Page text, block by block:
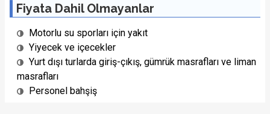
1/22 Fotoğraf
Fiyata Dahil Olmayanlar
Motorlu su sporları için yakıt
Yiyecek ve içecekler
Yurt dışı turlarda giriş-çıkış, gümrük masrafları ve liman
masrafları
Personel bahşiş